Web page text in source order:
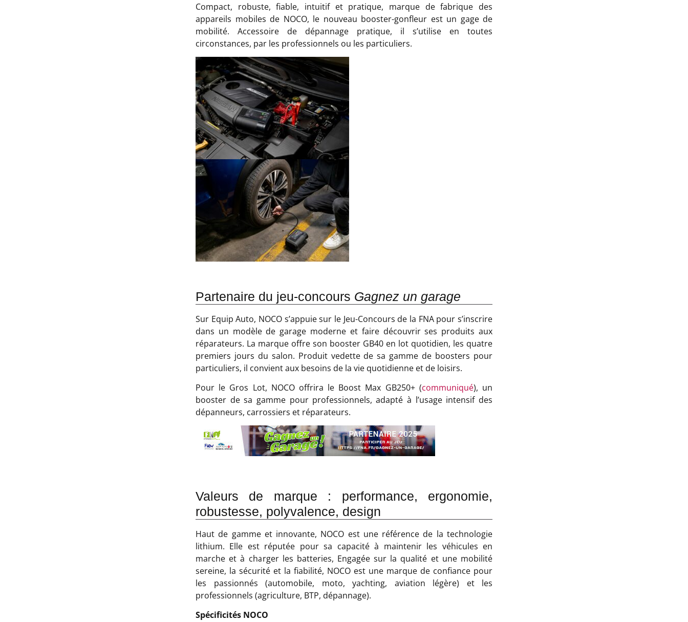
Compact, robuste, fiable, intuitif et pratique, marque de fabrique des
appareils mobiles de NOCO, le nouveau booster-gonfleur est un gage de
mobilité. Accessoire de dépannage pratique, il s’utilise en toutes
circonstances, par les professionnels ou les particuliers.
Partenaire du jeu-concours Gagnez un garage
Sur Equip Auto, NOCO s’appuie sur le Jeu-Concours de la FNA pour s’inscrire
dans un modèle de garage moderne et faire découvrir ses produits aux
réparateurs. La marque offre son booster GB40 en lot quotidien, les quatre
premiers jours du salon. Produit vedette de sa gamme de boosters pour
particuliers, il convient aux besoins de la vie quotidienne et de loisirs.
Pour le Gros Lot, NOCO offrira le Boost Max GB250+ (communiqué), un
booster de sa gamme pour professionnels, adapté à l’usage intensif des
dépanneurs, carrossiers et réparateurs.
Valeurs de marque : performance, ergonomie,
robustesse, polyvalence, design
Haut de gamme et innovante, NOCO est une référence de la technologie
lithium. Elle est réputée pour sa capacité à maintenir les véhicules en
marche et à charger les batteries, Engagée sur la qualité et une mobilité
sereine, la sécurité et la fiabilité, NOCO est une marque de confiance pour
les passionnés (automobile, moto, yachting, aviation légère) et les
professionnels (agriculture, BTP, dépannage).
Spécificités NOCO